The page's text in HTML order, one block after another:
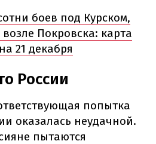
боев под Курском,
Покровска: карта
21 декабря
России
попытка
оказалась неудачной.
пытаются